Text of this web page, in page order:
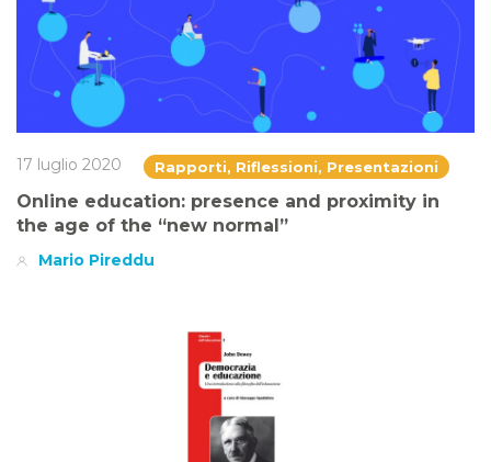
17 luglio 2020 Rapporti, Riflessioni, Presentazioni
Online education: presence and proximity in
the age of the “new normal”
Mario Pireddu